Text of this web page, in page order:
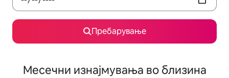
Пребарување
Месечни изнајмувања во близина